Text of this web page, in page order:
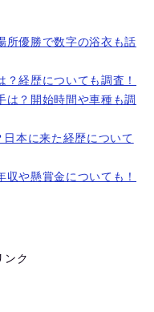
所優勝で数字の浴衣も話
経歴についても調査！
は？開始時間や車種も調
本に来た経歴について
や懸賞金についても！
ンク